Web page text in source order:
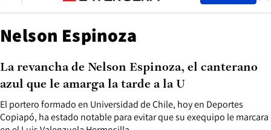
Nelson Espinoza
El portero formado en Universidad de Chile, hoy en Deportes
Copiapó, ha estado notable para evitar que su exequipo le marcara
La revancha de Nelson Espinoza, el canterano
azul que le amarga la tarde a la U